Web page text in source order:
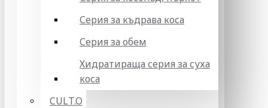
Серия за къдрава коса
Серия за обем
Хидратираща серия за суха
коса
CULT.O